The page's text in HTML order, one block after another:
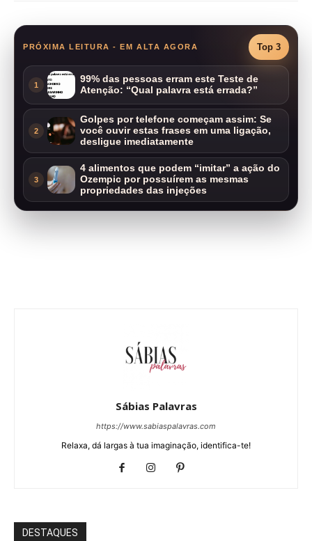
PRÓXIMA LEITURA - EM ALTA AGORA Top 3
1
99% das pessoas erram este Teste de
Atenção: “Qual palavra está errada?”
2
Golpes por telefone começam assim: Se
você ouvir estas frases em uma ligação,
desligue imediatamente
3
4 alimentos que podem “imitar” a ação do
Ozempic por possuírem as mesmas
propriedades das injeções
Sábias Palavras
https://www.sabiaspalavras.com
Relaxa, dá largas à tua imaginação, identifica-te!
DESTAQUES